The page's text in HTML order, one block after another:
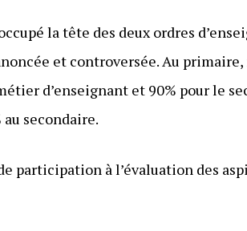
la tête des deux ordres
et controversée. Au
d’enseignant et 90% pour le
secondaire.
participation à l’évaluation des